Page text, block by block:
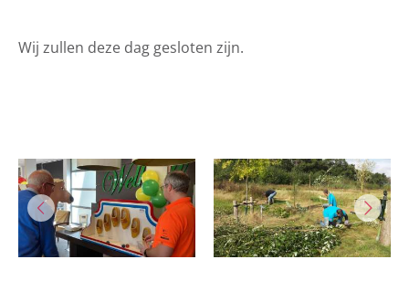
Wij zullen deze dag gesloten zijn.